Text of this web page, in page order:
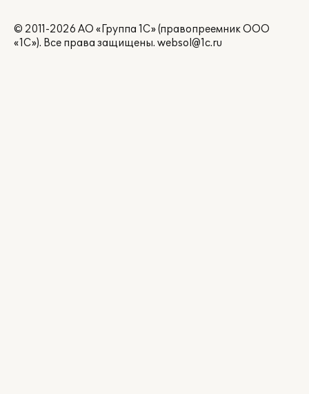
© 2011-2026 АО «Группа 1С» (правопреемник ООО
«1С»). Все права защищены. websol@1c.ru